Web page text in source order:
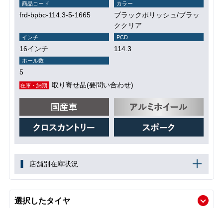
商品コード
frd-bpbc-114.3-5-1665
カラー
ブラックポリッシュ/ブラッ
ククリア
インチ
16インチ
PCD
114.3
ホール数
5
在庫・納期 取り寄せ品(要問い合わせ)
店舗別在庫状況
選択したタイヤ